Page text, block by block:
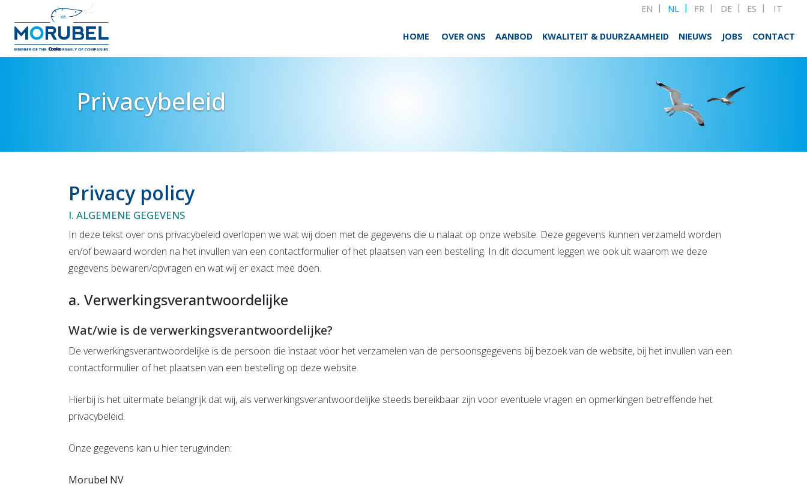
HOME OVER ONS AANBOD KWALITEIT & DUURZAAMHEID NIEUWS JOBS CONTACT
EN NL FR DE ES IT
Privacybeleid
Privacy policy
I. ALGEMENE GEGEVENS
In deze tekst over ons privacybeleid overlopen we wat wij doen met de gegevens die u nalaat op onze website. Deze gegevens kunnen verzameld worden
en/of bewaard worden na het invullen van een contactformulier of het plaatsen van een bestelling. In dit document leggen we ook uit waarom we deze
gegevens bewaren/opvragen en wat wij er exact mee doen.
a. Verwerkingsverantwoordelijke
Wat/wie is de verwerkingsverantwoordelijke?
De verwerkingsverantwoordelijke is de persoon die instaat voor het verzamelen van de persoonsgegevens bij bezoek van de website, bij het invullen van een
contactformulier of het plaatsen van een bestelling op deze website.
Hierbij is het uitermate belangrijk dat wij, als verwerkingsverantwoordelijke steeds bereikbaar zijn voor eventuele vragen en opmerkingen betreffende het
privacybeleid.
Onze gegevens kan u hier terugvinden:
Morubel NV